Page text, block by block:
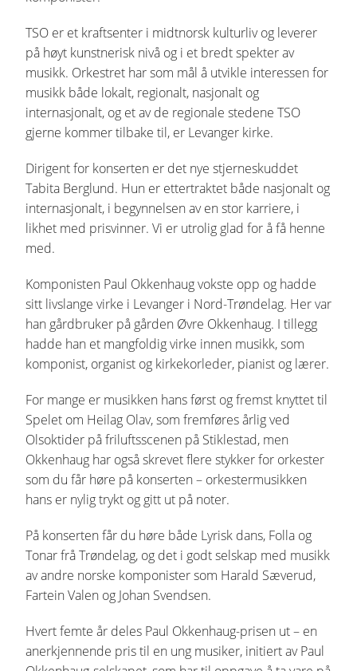
TSO er et kraftsenter i midtnorsk kulturliv og leverer
på høyt kunstnerisk nivå og i et bredt spekter av
musikk. Orkestret har som mål å utvikle interessen for
musikk både lokalt, regionalt, nasjonalt og
internasjonalt, og et av de regionale stedene TSO
gjerne kommer tilbake til, er Levanger kirke.
Dirigent for konserten er det nye stjerneskuddet
Tabita Berglund. Hun er ettertraktet både nasjonalt og
internasjonalt, i begynnelsen av en stor karriere, i
likhet med prisvinner. Vi er utrolig glad for å få henne
med.
Komponisten Paul Okkenhaug vokste opp og hadde
sitt livslange virke i Levanger i Nord-Trøndelag. Her var
han gårdbruker på gården Øvre Okkenhaug. I tillegg
hadde han et mangfoldig virke innen musikk, som
komponist, organist og kirkekorleder, pianist og lærer.
For mange er musikken hans først og fremst knyttet til
Spelet om Heilag Olav, som fremføres årlig ved
Olsoktider på friluftsscenen på Stiklestad, men
Okkenhaug har også skrevet flere stykker for orkester
som du får høre på konserten – orkestermusikken
hans er nylig trykt og gitt ut på noter.
På konserten får du høre både Lyrisk dans, Folla og
Tonar frå Trøndelag, og det i godt selskap med musikk
av andre norske komponister som Harald Sæverud,
Fartein Valen og Johan Svendsen.
Hvert femte år deles Paul Okkenhaug-prisen ut – en
anerkjennende pris til en ung musiker, initiert av Paul